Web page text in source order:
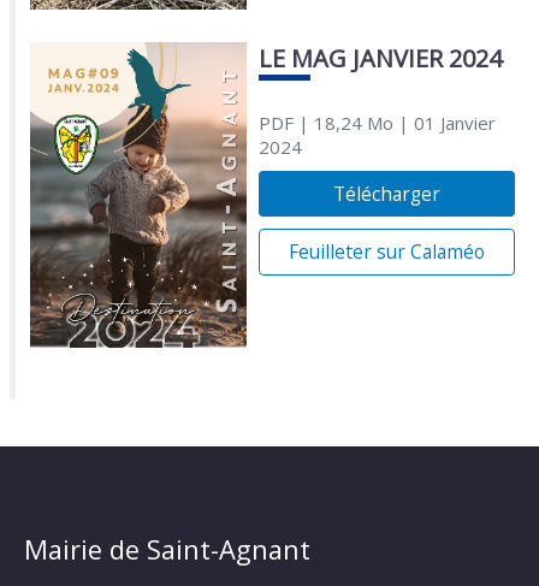
LE MAG JANVIER 2024
PDF| 18,24 Mo | 01 Janvier
2024
Télécharger
Feuilleter sur Calaméo
Mairie de Saint-Agnant